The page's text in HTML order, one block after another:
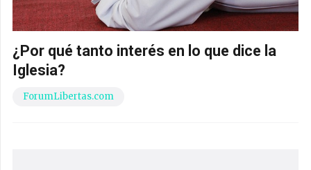
¿Por qué tanto interés en lo que dice la
Iglesia?
ForumLibertas.com